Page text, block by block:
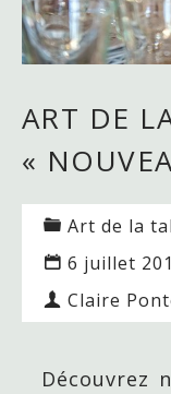
ART DE
«
Art de la
6 juillet
Claire
Découvrez